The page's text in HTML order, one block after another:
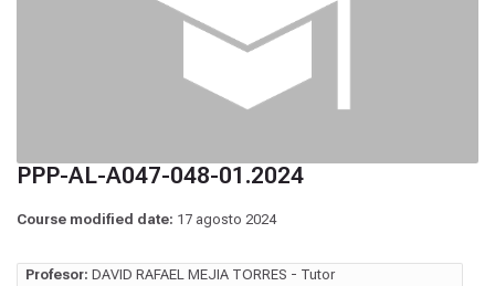
PPP-AL-A047-048-01.2024
Course modified date: 17 agosto 2024
Profesor: DAVID RAFAEL MEJIA TORRES - Tutor